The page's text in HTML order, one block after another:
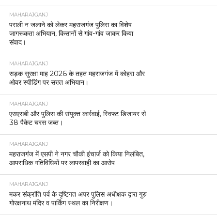
MAHARAJGANJ
पराली न जलाने को लेकर महराजगंज पुलिस का विशेष
जागरूकता अभियान, किसानों से गांव-गांव जाकर किया
संवाद।
MAHARAJGANJ
सड़क सुरक्षा माह 2026 के तहत महराजगंज में कोहरा और
ओवर स्पीडिंग पर सख्त अभियान।
MAHARAJGANJ
एसएसबी और पुलिस की संयुक्त कार्रवाई, स्विफ्ट डिजायर से
38 पैकेट चरस जब्त।
MAHARAJGANJ
महराजगंज में एसपी ने नगर चौकी इंचार्ज को किया निलंबित,
आपराधिक गतिविधियों पर लापरवाही का आरोप
MAHARAJGANJ
मकर संक्रांति पर्व के दृष्टिगत अपर पुलिस अधीक्षक द्वारा गुरु
गोरक्षनाथ मंदिर व पार्किंग स्थल का निरीक्षण।